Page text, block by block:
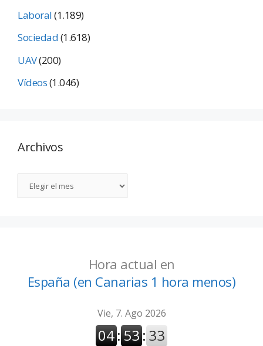
Laboral(1.189)
Sociedad(1.618)
UAV(200)
Vídeos(1.046)
Archivos
Hora actual en
España (en Canarias 1 hora menos)